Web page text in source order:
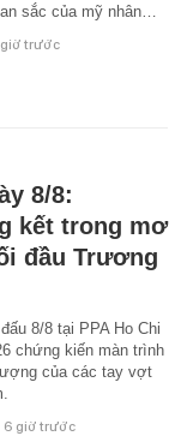
sắc của mỹ nhân…
trước
8/8:
kết trong mơ
đầu Trương
8/8 tại PPA Ho Chi
chứng kiến màn trình
của các tay vợt
6 giờ trước